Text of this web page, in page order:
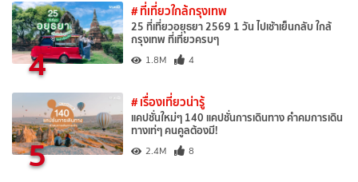
4
# ที่เที่ยวใกล้กรุงเทพ
25 ที่เที่ยวอยุธยา 2569 1 วัน ไปเช้าเย็นกลับ ใกล้
กรุงเทพ ที่เที่ยวครบๆ
1.8M 4
5
# เรื่องเที่ยวน่ารู้
แคปชั่นใหม่ๆ 140 แคปชั่นการเดินทาง คำคมการเดิน
ทางเท่ๆ คนคูลต้องมี!
2.4M 8